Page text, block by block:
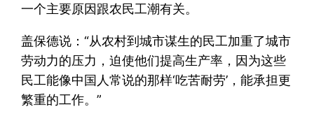
一个主要原因跟农民工潮有关。
盖保德说：“从农村到城市谋生的民工加重了城市
劳动力的压力，迫使他们提高生产率，因为这些
民工能像中国人常说的那样‘吃苦耐劳’，能承担更
繁重的工作。”